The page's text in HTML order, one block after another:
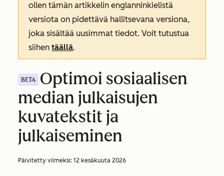
ollen tämän artikkelin englanninkielistä
versiota on pidettävä hallitsevana versiona,
joka sisältää uusimmat tiedot. Voit tutustua
siihen täällä.
BETA
Optimoi sosiaalisen
median julkaisujen
kuvatekstit ja
julkaiseminen
Päivitetty viimeksi: 12 kesäkuuta 2026